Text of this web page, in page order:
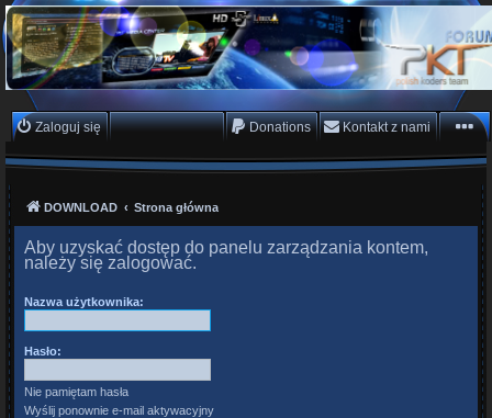
PKTeam - Polish Koders
Team
Hyperion, Enigma, E2, PKT, listy kanałów, oscam
Zaloguj się Zarejestruj się Donations Kontakt z nami
DOWNLOAD Strona główna
Aby uzyskać dostęp do panelu zarządzania kontem,
należy się zalogować.
Nazwa użytkownika:
Hasło:
Nie pamiętam hasła
Wyślij ponownie e-mail aktywacyjny